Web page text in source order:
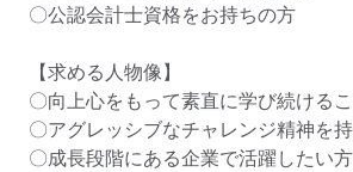
〇公認会計士資格をお持ちの方
【求める人物像】
〇向上心をもって素直に学び続ける
〇アグレッシブなチャレンジ精神を
〇成長段階にある企業で活躍したい方